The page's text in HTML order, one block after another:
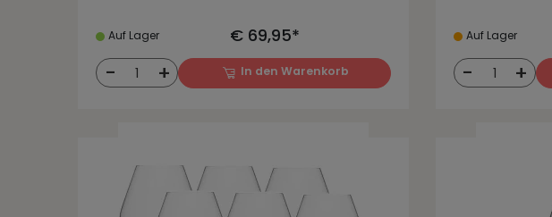
Auf Lager € 69,95*
- 1 + In den Warenkorb
Auf Lager
- 1 +